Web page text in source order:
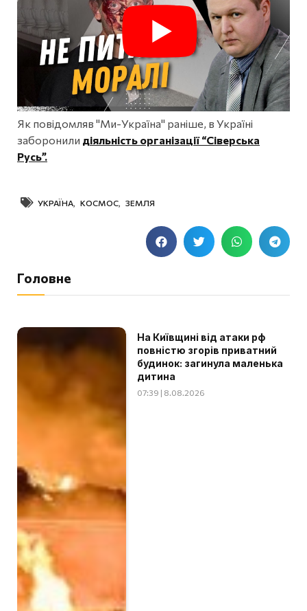
Як повідомляв "Ми-Україна" раніше, в Україні
заборонили діяльність організації “Сіверська
Русь”.
УКРАЇНА КОСМОС ЗЕМЛЯ
Головне
На Київщині від атаки рф
повністю згорів приватний
будинок: загинула маленька
дитина
07:39 | 8.08.2026